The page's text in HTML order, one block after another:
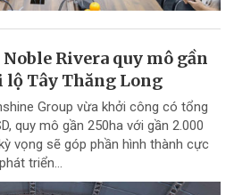
Rivera quy mô gần
lộ Tây Thăng Long
Group vừa khởi công có tổng
quy mô gần 250ha với gần 2.000
vọng sẽ góp phần hình thành cực
triển...